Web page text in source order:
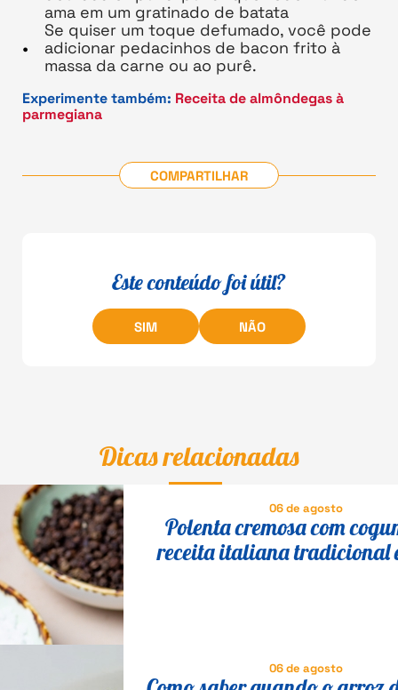
ama em um gratinado de batata
Se quiser um toque defumado, você pode
adicionar pedacinhos de bacon frito à
massa da carne ou ao purê.
Experimente também: Receita de almôndegas à
parmegiana
COMPARTILHAR
Este conteúdo foi útil?
SIM NÃO
Dicas relacionadas
06 de agosto
Polenta cremosa com
receita italiana tradicional
06 de agosto